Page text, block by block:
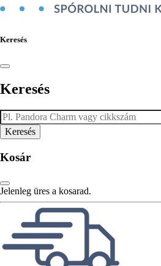
Keresés
Keresés
Kosár
Jelenleg üres a kosarad.